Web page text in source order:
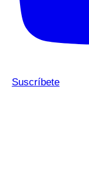
Suscríbete